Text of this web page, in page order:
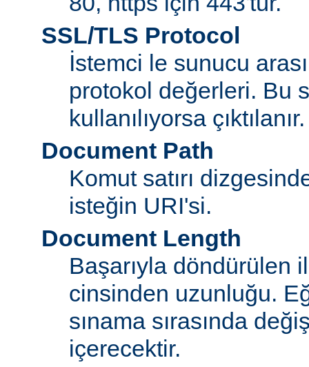
SSL/TLS Protocol
İstemci le sunucu
protokol değerleri. Bu
kullanılıyorsa çıktılanır.
Document Path
Komut satırı
isteğin URI'si.
Document Length
Başarıyla döndürülen
cinsinden uzunluğu.
sınama sırasında
içerecektir.